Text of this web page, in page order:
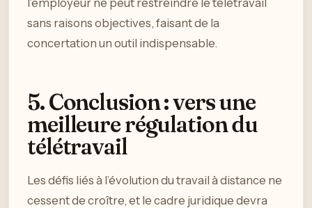
sans raisons objectives, faisant de la
concertation un outil indispensable.
5. Conclusion : vers une
meilleure régulation du
télétravail
Les défis liés à l’évolution du travail à distance ne
cessent de croître, et le cadre juridique devra